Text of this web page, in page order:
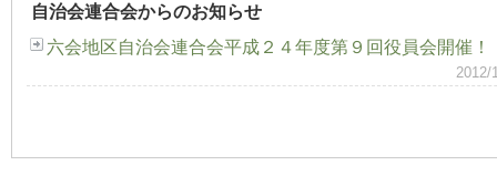
自治会連合会からのお知らせ
六会地区自治会連合会平成２４年度第９回役員会開催！
2012/